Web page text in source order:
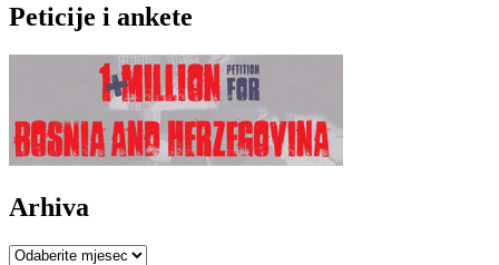
Peticije i ankete
Arhiva
Arhiva